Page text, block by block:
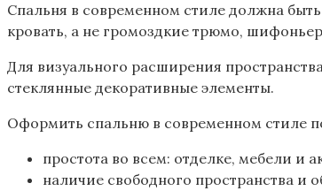
Спальня в современном стиле должна
кровать, а не громоздкие трюмо,
Для визуального расширения
стеклянные декоративные элементы.
Оформить спальню в современном стиле
простота во всем: отделке, мебели и
наличие свободного пространства и